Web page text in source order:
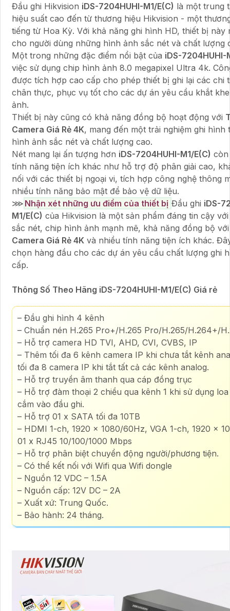
Đầu ghi Hikvision iDS-7204HUHI-M1/E(C) là một trung
hiệu suất cao đến từ thương hiệu Hikvision - một
tiếng từ Hoa Kỳ. Với khả năng ghi hình HD, thiết bị này
cho người dùng những hình ảnh sắc nét và chất lượng
Một trong những đặc điểm nổi bật của iDS-7204HUHI-
việc sử dụng chip hình ảnh 8.0 megapixel Ultra 4k.
được tích hợp cao cấp cho phép thiết bị ghi lại các chi
chân thực, phục vụ tốt cho các dự án yêu cầu khắt
ảnh.
Thiết bị này cũng có khả năng đồng bộ hoạt động với
Camera Giá Rẻ 4K, mang đến một trải nghiệm ghi hình
hình ảnh sắc nét và chất lượng cao.
Nét mang lại ấn tượng hơn iDS-7204HUHI-M1/E(C)
tính năng tiện ích khác như hỗ trợ độ phân giải cao,
nối với các thiết bị ngoại vi, tích hợp công nghệ thông
nhiều tính năng bảo mật để bảo vệ dữ liệu.
⋙ Nhận xét những ưu điểm của thiết bị Đầu ghi iDS-
M1/E(C) của Hikvision là một sản phẩm đáng tin cậy
sắc nét, chip hình ảnh mạnh mẽ, khả năng đồng bộ
Camera Giá Rẻ 4K và nhiều tính năng tiện ích khác.
chọn hàng đầu cho các dự án yêu cầu chất lượng ghi
cấp.
Thông Số Theo Hãng iDS-7204HUHI-M1/E(C) Giá rẻ
– Đầu ghi hình 4 kênh
– Chuẩn nén H.265 Pro+/H.265 Pro/H.265/H.264+/
– Hỗ trợ camera HD TVI, AHD, CVI, CVBS, IP
– Thêm tối đa 6 kênh camera IP khi chưa tắt kênh
tối đa 8 camera IP khi tắt tất cả các kênh analog.
– Hỗ trợ truyền âm thanh qua cáp đồng trục
– Hỗ trợ đàm thoại 2 chiều qua kênh 1 khi sử dụng
cắm vào đầu ghi.
– Hỗ trợ 01 x SATA tối đa 10TB
– HDMI 1-ch, 1920 × 1080/60Hz, VGA 1-ch, 1920 ×
01 x RJ45 10/100/1000 Mbps
– Hỗ trợ phân biệt chuyển động người/phương tiện.
– Có thể kết nối với Wifi qua Wifi dongle
– Nguồn 12 VDC – 1.5A
– Nguồn cấp: 12V DC – 2A
– Xuất xứ: Trung Quốc.
– Bảo hành: 24 tháng.​